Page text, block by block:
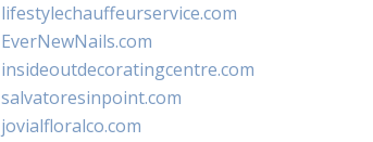
lifestylechauffeurservice.com
EverNewNails.com
insideoutdecoratingcentre.com
salvatoresinpoint.com
jovialfloralco.com